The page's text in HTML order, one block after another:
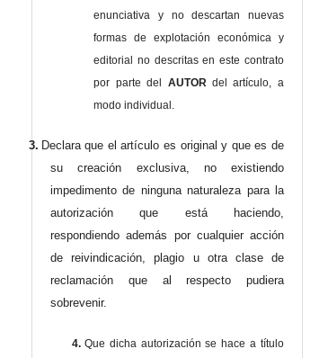
enunciativa y no descartan nuevas
formas de explotación económica y
editorial no descritas en este contrato
por parte del AUTORdel artículo, a
modo individual.
3. Declara que el artículo es original y que es de
su creación exclusiva, no existiendo
impedimento de ninguna naturaleza para la
autorización que está haciendo,
respondiendo además por cualquier acción
de reivindicación, plagio u otra clase de
reclamación que al respecto pudiera
sobrevenir.
4. Que dicha autorización se hace a título